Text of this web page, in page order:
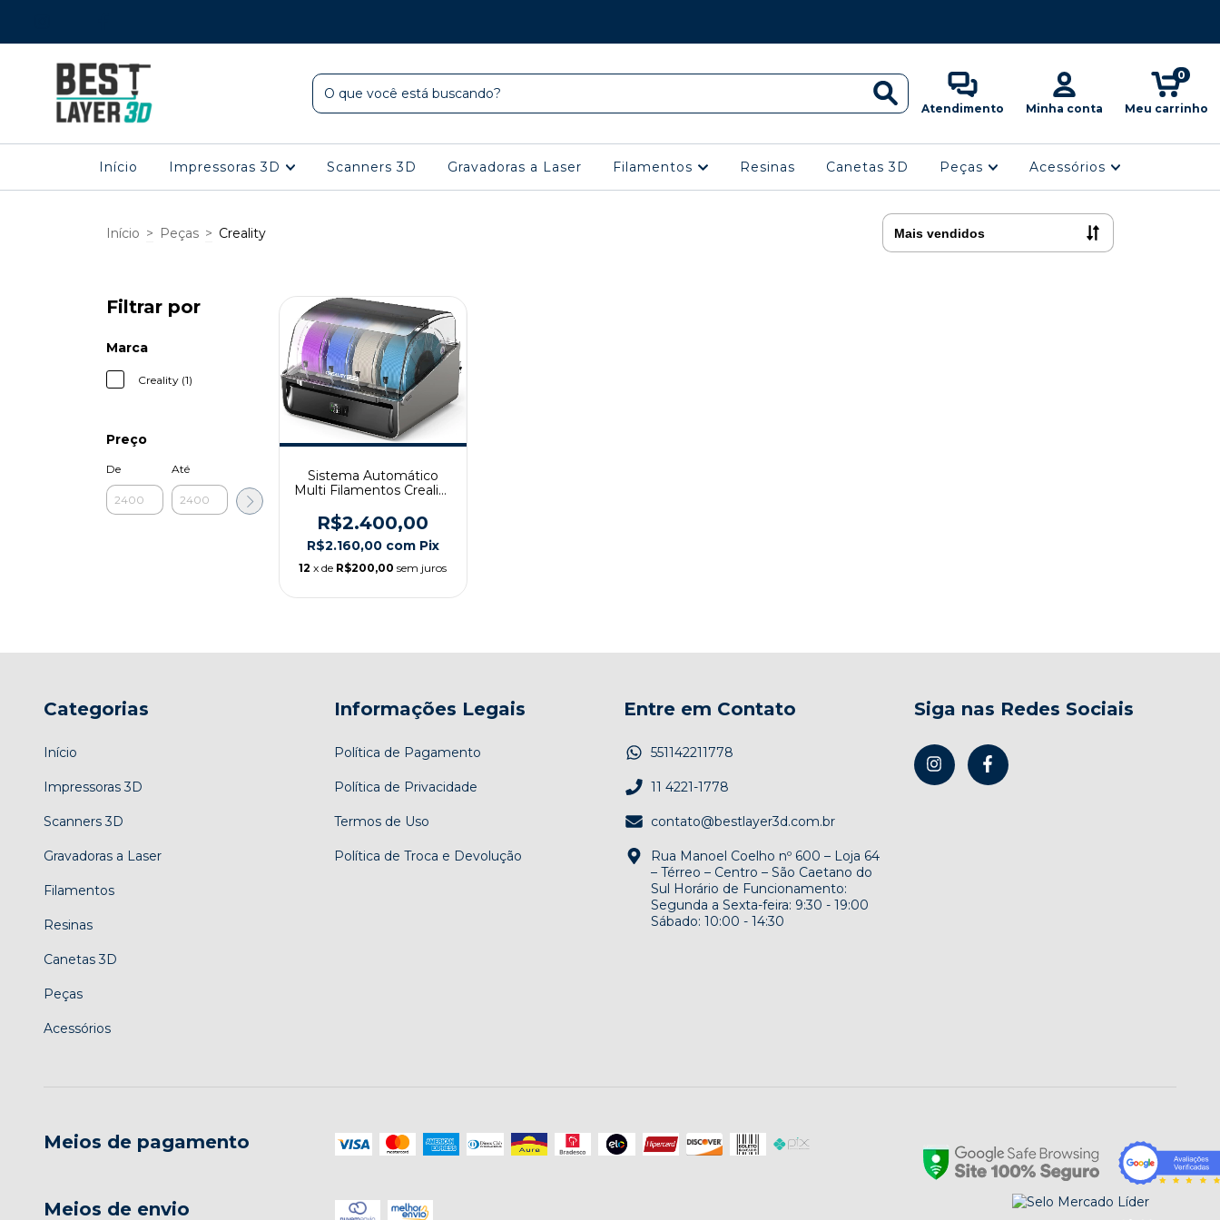
Atendimento Minha conta Meu carrinho
0
Início Impressoras 3D Scanners 3D Gravadoras a Laser Filamentos Resinas Canetas 3D Peças Acessórios
Início > Peças > Creality
Filtrar por
Marca
Creality (1)
Preço
De Até
Sistema Automático
Multi Filamentos Creality
R$2.400,00
R$2.160,00 com Pix
12 x de R$200,00 sem juros
Categorias
Início
Impressoras 3D
Scanners 3D
Gravadoras a Laser
Filamentos
Resinas
Canetas 3D
Peças
Acessórios
Informações Legais
Política de Pagamento
Política de Privacidade
Termos de Uso
Política de Troca e Devolução
Entre em Contato
551142211778
11 4221-1778
contato@bestlayer3d.com.br
Rua Manoel Coelho nº 600 – Loja 64
– Térreo – Centro – São Caetano do
Sul Horário de Funcionamento:
Segunda a Sexta-feira: 9:30 - 19:00
Sábado: 10:00 - 14:30
Siga nas Redes Sociais
Meios de pagamento
Meios de envio